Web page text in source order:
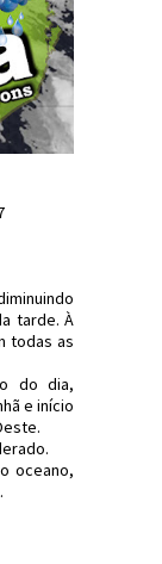
tarde. À
todas as
do dia,
e início
oceano,